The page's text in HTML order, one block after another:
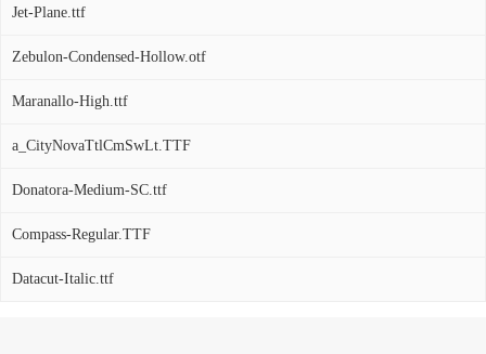
Jet-Plane.ttf
Zebulon-Condensed-Hollow.otf
Maranallo-High.ttf
a_CityNovaTtlCmSwLt.TTF
Donatora-Medium-SC.ttf
Compass-Regular.TTF
Datacut-Italic.ttf